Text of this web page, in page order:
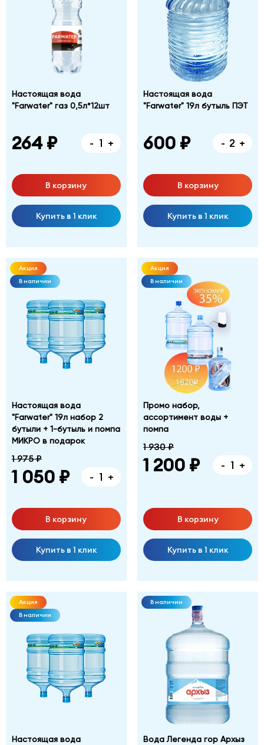
Настоящая вода
"Farwater" газ 0,5л*12шт
264 ₽ - +
В корзину
Купить в 1 клик
Настоящая вода
"Farwater" 19л бутыль ПЭТ
600 ₽ - +
В корзину
Купить в 1 клик
Акция
В наличии
Настоящая вода
"Farwater" 19л набор 2
бутыли + 1-бутыль и помпа
МИКРО в подарок
1 975 ₽
1 050 ₽ - +
В корзину
Купить в 1 клик
Акция
В наличии
Промо набор,
ассортимент воды +
помпа
1 930 ₽
1 200 ₽ - +
В корзину
Купить в 1 клик
Акция
В наличии
Настоящая вода
В наличии
Вода Легенда гор Архыз